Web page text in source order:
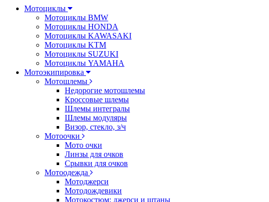
Мотоциклы
Мотоциклы BMW
Мотоциклы HONDA
Мотоциклы KAWASAKI
Мотоциклы KTM
Мотоциклы SUZUKI
Мотоциклы YAMAHA
Мотоэкипировка
Мотошлемы
Недорогие мотошлемы
Кроссовые шлемы
Шлемы интегралы
Шлемы модуляры
Визор, стекло, з/ч
Мотоочки
Мото очки
Линзы для очков
Срывки для очков
Мотоодежда
Мотоджерси
Мотодождевики
Мотокостюм: джерси и штаны